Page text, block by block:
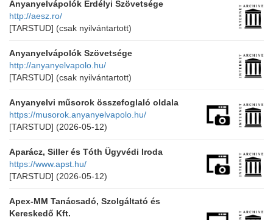
Anyanyelvápolók Erdélyi Szövetsége
http://aesz.ro/
[TARSTUD] (csak nyilvántartott)
Anyanyelvápolók Szövetsége
http://anyanyelvapolo.hu/
[TARSTUD] (csak nyilvántartott)
Anyanyelvi műsorok összefoglaló oldala
https://musorok.anyanyelvapolo.hu/
[TARSTUD] (2026-05-12)
Aparácz, Siller és Tóth Ügyvédi Iroda
https://www.apst.hu/
[TARSTUD] (2026-05-12)
Apex-MM Tanácsadó, Szolgáltató és
Kereskedő Kft.